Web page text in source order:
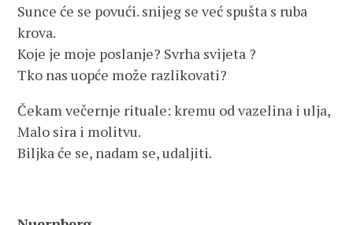
Sunce će se povući. snijeg se već spušta s ruba
krova.
Koje je moje poslanje? Svrha svijeta ?
Tko nas uopće može razlikovati?
Čekam večernje rituale: kremu od vazelina i ulja,
Malo sira i molitvu.
Biljka će se, nadam se, udaljiti.